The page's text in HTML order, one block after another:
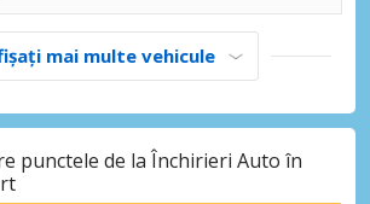
mai multe vehicule
punctele de la Închirieri Auto în